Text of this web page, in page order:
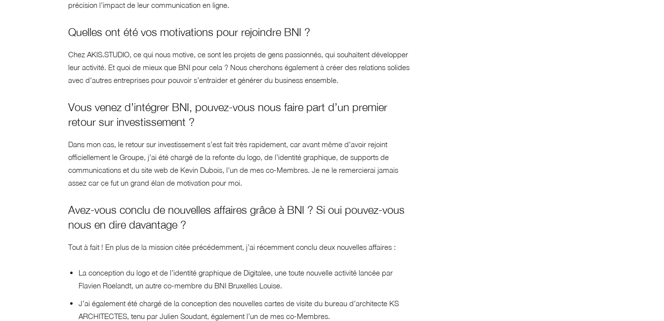
précision l’impact de leur communication en ligne.
Quelles ont été vos motivations pour rejoindre BNI ?
Chez AKIS.STUDIO, ce qui nous motive, ce sont les projets de gens passionnés, qui souhaitent développer
leur activité. Et quoi de mieux que BNI pour cela ? Nous cherchons également à créer des relations solides
avec d’autres entreprises pour pouvoir s’entraider et générer du business ensemble.
Vous venez d’intégrer BNI, pouvez-vous nous faire part d’un premier
retour sur investissement ?
Dans mon cas, le retour sur investissement s’est fait très rapidement, car avant même d’avoir rejoint
officiellement le Groupe, j’ai été chargé de la refonte du logo, de l’identité graphique, de supports de
communications et du site web de Kevin Dubois, l’un de mes co-Membres. Je ne le remercierai jamais
assez car ce fut un grand élan de motivation pour moi.
Avez-vous conclu de nouvelles affaires grâce à BNI ? Si oui pouvez-vous
nous en dire davantage ?
Tout à fait ! En plus de la mission citée précédemment, j’ai récemment conclu deux nouvelles affaires :
La conception du logo et de l’identité graphique de Digitalee, une toute nouvelle activité lancée par
Flavien Roelandt, un autre co-membre du BNI Bruxelles Louise.
J’ai également été chargé de la conception des nouvelles cartes de visite du bureau d’architecte KS
ARCHITECTES, tenu par Julien Soudant, également l’un de mes co-Membres.